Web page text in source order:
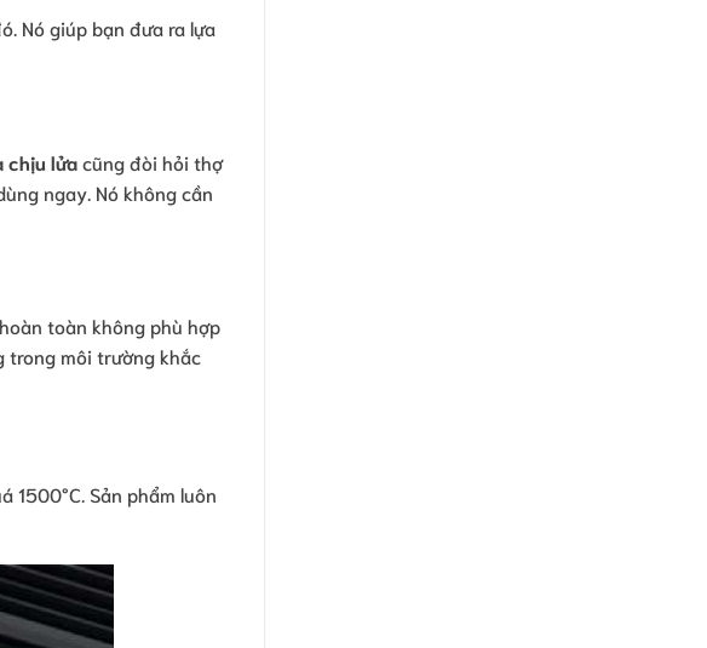
Nó giúp bạn đưa ra lựa
chịu lửacũng đòi hỏi thợ
ngay. Nó không cần
toàn không phù hợp
trong môi trường khắc
Sản phẩm luôn